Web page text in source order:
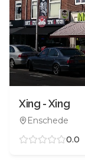
Xing - Xing
Enschede
0.0